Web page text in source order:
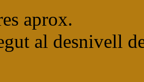
aprox.
al desnivell